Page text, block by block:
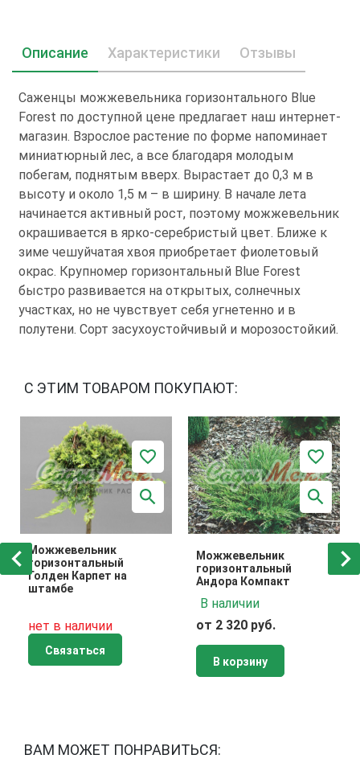
Описание Характеристики Отзывы
Саженцы можжевельника горизонтального Blue
Forest по доступной цене предлагает наш интернет-
магазин. Взрослое растение по форме напоминает
миниатюрный лес, а все благодаря молодым
побегам, поднятым вверх. Вырастает до 0,3 м в
высоту и около 1,5 м – в ширину. В начале лета
начинается активный рост, поэтому можжевельник
окрашивается в ярко-серебристый цвет. Ближе к
зиме чешуйчатая хвоя приобретает фиолетовый
окрас. Крупномер горизонтальный Blue Forest
быстро развивается на открытых, солнечных
участках, но не чувствует себя угнетенно и в
полутени. Сорт засухоустойчивый и морозостойкий.
С ЭТИМ ТОВАРОМ ПОКУПАЮТ:
Можжевельник
горизонтальный
Голден Карпет на
штамбе
нет в наличии
Связаться
Можжевельник
горизонтальный
Андора Компакт
В наличии
от 2 320 руб.
В корзину
ВАМ МОЖЕТ ПОНРАВИТЬСЯ: